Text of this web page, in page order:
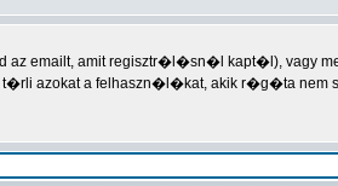
az emailt, amit regisztr�l�sn�l kapt�l),
azokat a felhaszn�l�kat, akik r�g�ta